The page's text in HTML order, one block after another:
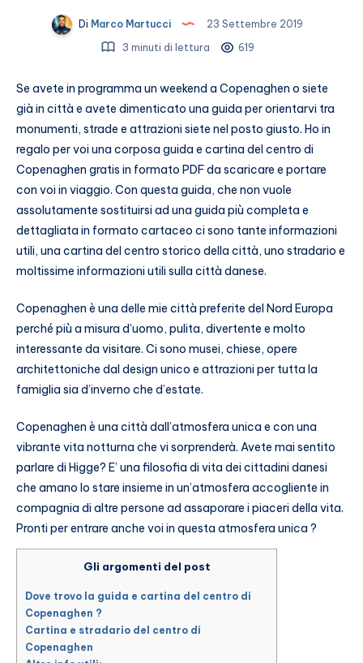
Di Marco Martucci
23 Settembre 2019
3 minuti di lettura
619
Se avete in programma un weekend a Copenaghen o siete
già in città e avete dimenticato una guida per orientarvi tra
monumenti, strade e attrazioni siete nel posto giusto. Ho in
regalo per voi una corposa guida e cartina del centro di
Copenaghen gratis in formato PDF da scaricare e portare
con voi in viaggio. Con questa guida, che non vuole
assolutamente sostituirsi ad una guida più completa e
dettagliata in formato cartaceo ci sono tante informazioni
utili, una cartina del centro storico della città, uno stradario e
moltissime informazioni utili sulla città danese.
Copenaghen è una delle mie città preferite del Nord Europa
perché più a misura d’uomo, pulita, divertente e molto
interessante da visitare. Ci sono musei, chiese, opere
architettoniche dal design unico e attrazioni per tutta la
famiglia sia d’inverno che d’estate.
Copenaghen è una città dall’atmosfera unica e con una
vibrante vita notturna che vi sorprenderà. Avete mai sentito
parlare di Higge? E’ una filosofia di vita dei cittadini danesi
che amano lo stare insieme in un’atmosfera accogliente in
compagnia di altre persone ad assaporare i piaceri della vita.
Pronti per entrare anche voi in questa atmosfera unica ?
Gli argomenti del post
Dove trovo la guida e cartina del centro di
Copenaghen ?
Cartina e stradario del centro di
Copenaghen